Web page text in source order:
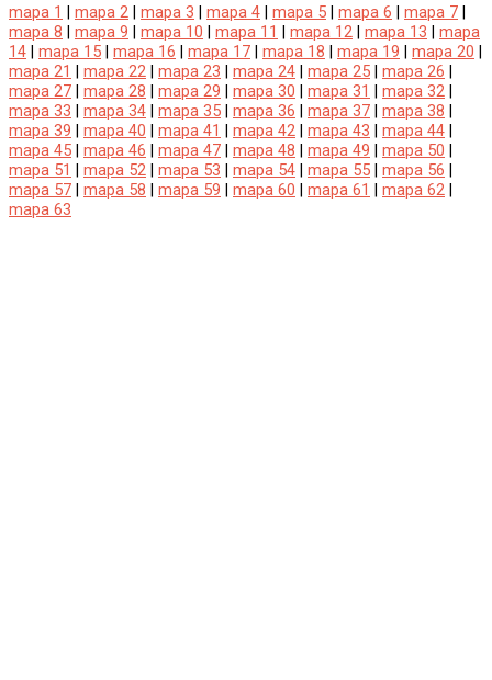
mapa 1 | mapa 2 | mapa 3 | mapa 4 | mapa 5 | mapa 6 | mapa 7 |
mapa 8 | mapa 9 | mapa 10 | mapa 11 | mapa 12 | mapa 13 | mapa
14 | mapa 15 | mapa 16 | mapa 17 | mapa 18 | mapa 19 | mapa 20 |
mapa 21 | mapa 22 | mapa 23 | mapa 24 | mapa 25 | mapa 26 |
mapa 27 | mapa 28 | mapa 29 | mapa 30 | mapa 31 | mapa 32 |
mapa 33 | mapa 34 | mapa 35 | mapa 36 | mapa 37 | mapa 38 |
mapa 39 | mapa 40 | mapa 41 | mapa 42 | mapa 43 | mapa 44 |
mapa 45 | mapa 46 | mapa 47 | mapa 48 | mapa 49 | mapa 50 |
mapa 51 | mapa 52 | mapa 53 | mapa 54 | mapa 55 | mapa 56 |
mapa 57 | mapa 58 | mapa 59 | mapa 60 | mapa 61 | mapa 62 |
mapa 63